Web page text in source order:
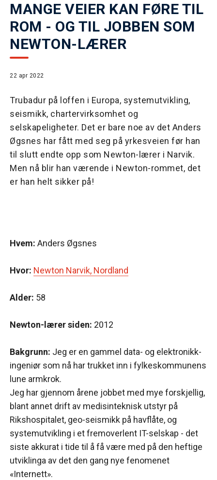
MANGE VEIER KAN FØRE TIL
ROM - OG TIL JOBBEN SOM
NEWTON-LÆRER
22 apr 2022
Trubadur på loffen i Europa, systemutvikling,
seismikk, chartervirksomhet og
selskapeligheter. Det er bare noe av det Anders
Øgsnes har fått med seg på yrkesveien før han
til slutt endte opp som Newton-lærer i Narvik.
Men nå blir han værende i Newton-rommet, det
er han helt sikker på!
Hvem: Anders Øgsnes
Hvor: Newton Narvik, Nordland
Alder: 58
Newton-lærer siden: 2012
Bakgrunn: Jeg er en gammel data- og elektronikk-
ingeniør som nå har trukket inn i fylkeskommunens
lune armkrok.
Jeg har gjennom årene jobbet med mye forskjellig,
blant annet drift av medisinteknisk utstyr på
Rikshospitalet, geo-seismikk på havflåte, og
systemutvikling i et fremoverlent IT-selskap - det
siste akkurat i tide til å få være med på den heftige
utviklinga av det den gang nye fenomenet
«Internett».